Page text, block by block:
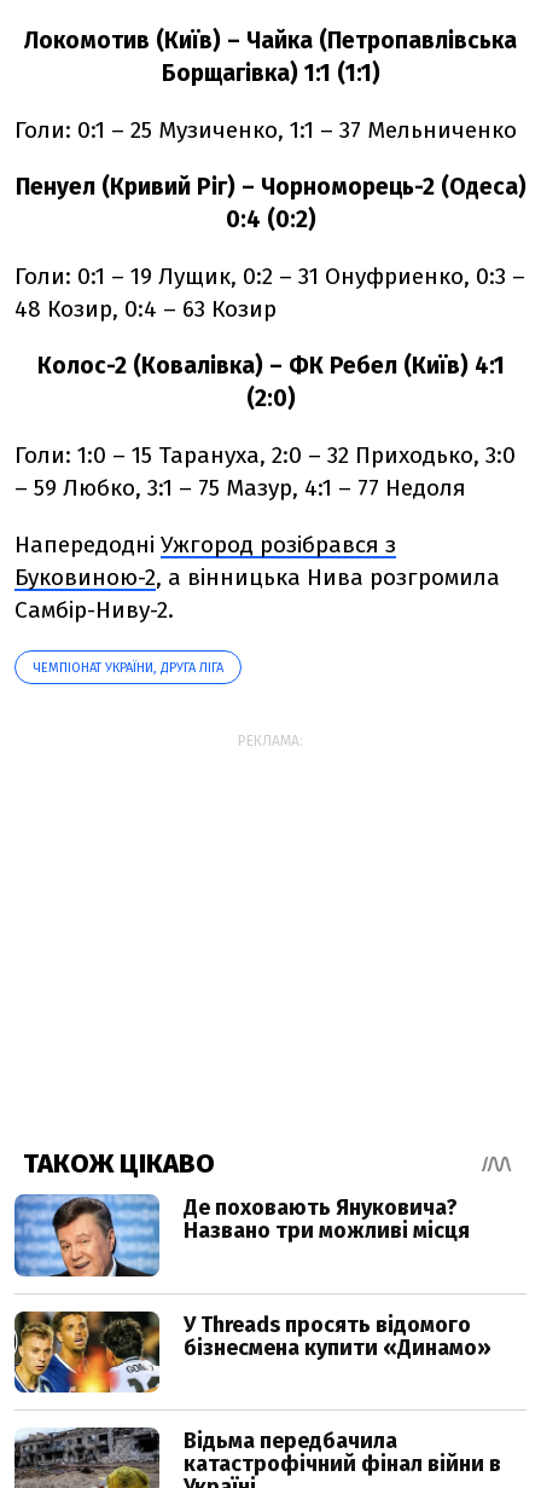
Локомотив (Київ) – Чайка (Петропавлівська
Борщагівка) 1:1 (1:1)
Голи: 0:1 – 25 Музиченко, 1:1 – 37 Мельниченко
Пенуел (Кривий Ріг) – Чорноморець-2 (Одеса)
0:4 (0:2)
Голи: 0:1 – 19 Лущик, 0:2 – 31 Онуфриенко, 0:3 –
48 Козир, 0:4 – 63 Козир
Колос-2 (Ковалівка) – ФК Ребел (Київ) 4:1
(2:0)
Голи: 1:0 – 15 Тарануха, 2:0 – 32 Приходько, 3:0
– 59 Любко, 3:1 – 75 Мазур, 4:1 – 77 Недоля
Напередодні Ужгород розібрався з
Буковиною-2, а вінницька Нива розгромила
Самбір-Ниву-2.
ЧЕМПІОНАТ УКРАЇНИ, ДРУГА ЛІГА
РЕКЛАМА: